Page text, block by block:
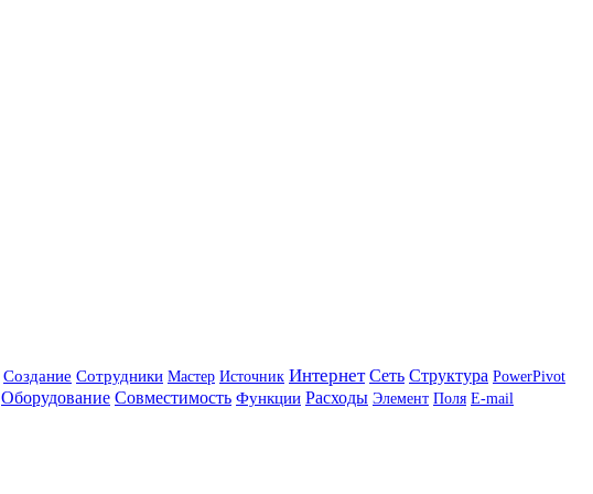
Создание Сотрудники Мастер Источник Интернет Сеть Структура PowerPivot
Оборудование Совместимость Функции Расходы Элемент Поля E-mail